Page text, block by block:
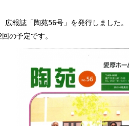
報誌「陶苑56号」を発行しました。
の予定です。